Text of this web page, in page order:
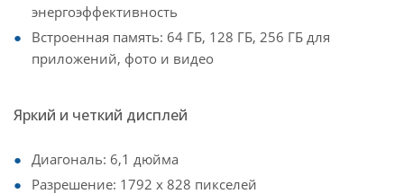
энергоэффективность
Встроенная память: 64 ГБ, 128 ГБ, 256 ГБ для
приложений, фото и видео
Яркий и четкий дисплей
Диагональ: 6,1 дюйма
Разрешение: 1792 x 828 пикселей